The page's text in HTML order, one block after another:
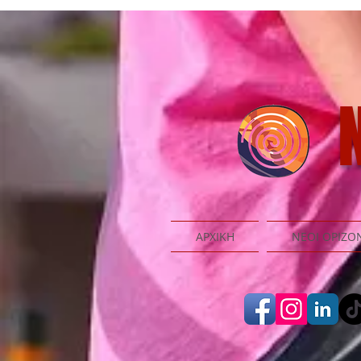
ΑΡΧΙΚΗ ΝΕΟΙ